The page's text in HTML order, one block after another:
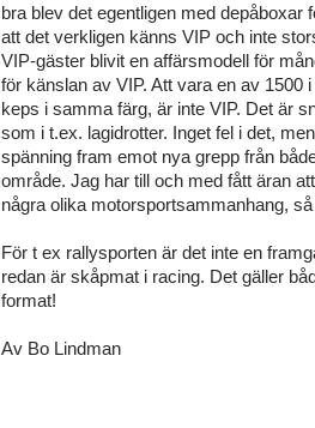
bra blev det egentligen med
att det verkligen känns VIP och inte
VIP-gäster blivit en affärsmodell för
för känslan av VIP. Att vara en av 1500
keps i samma färg, är inte VIP. Det är
som i t.ex. lagidrotter. Inget fel i det,
spänning fram emot nya grepp från
område. Jag har till och med fått äran
några olika motorsportsammanhang,
För t ex rallysporten är det inte en
redan är skåpmat i racing. Det gäller
format!
Av Bo Lindman